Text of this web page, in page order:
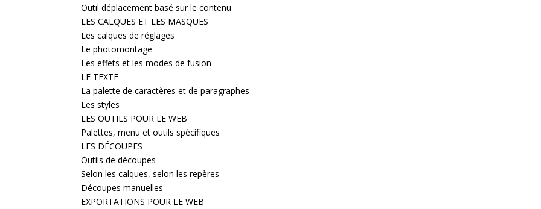
Outil déplacement basé sur le contenu
LES CALQUES ET LES MASQUES
Les calques de réglages
Le photomontage
Les effets et les modes de fusion
LE TEXTE
La palette de caractères et de paragraphes
Les styles
LES OUTILS POUR LE WEB
Palettes, menu et outils spécifiques
LES DÉCOUPES
Outils de découpes
Selon les calques, selon les repères
Découpes manuelles
EXPORTATIONS POUR LE WEB